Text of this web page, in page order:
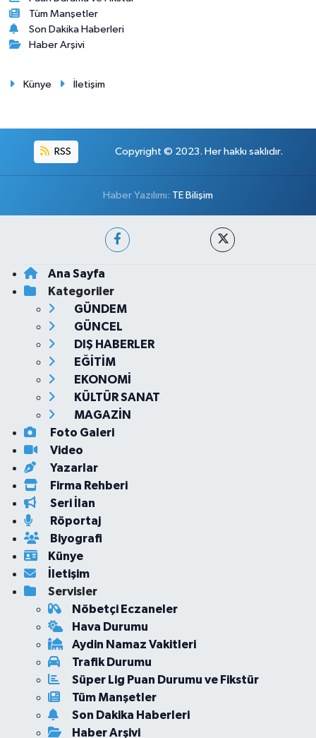
Tüm Manşetler
Son Dakika Haberleri
Haber Arşivi
Künye İletişim
RSS Copyright © 2023. Her hakkı saklıdır.
Haber Yazılımı: TE Bilişim
Ana Sayfa
Kategoriler
GÜNDEM
GÜNCEL
DIŞ HABERLER
EĞİTİM
EKONOMİ
KÜLTÜR SANAT
MAGAZİN
Foto Galeri
Video
Yazarlar
Firma Rehberi
Seri İlan
Röportaj
Biyografi
Künye
İletişim
Servisler
Nöbetçi Eczaneler
Hava Durumu
Aydin Namaz Vakitleri
Trafik Durumu
Süper Lig Puan Durumu ve Fikstür
Tüm Manşetler
Son Dakika Haberleri
Haber Arşivi